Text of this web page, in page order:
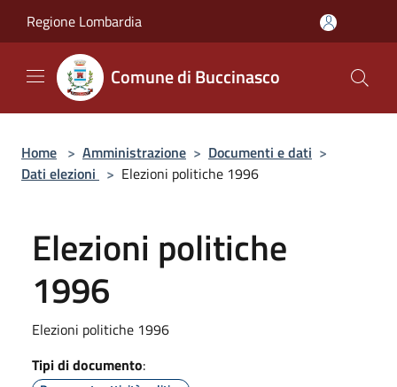
Regione Lombardia
Comune di Buccinasco
Home > Amministrazione > Documenti e dati >
Dati elezioni > Elezioni politiche 1996
Elezioni politiche
1996
Elezioni politiche 1996
Tipi di documento: